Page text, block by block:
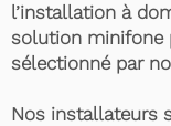
l’installation à
solution minifone
sélectionné par
Nos installateurs